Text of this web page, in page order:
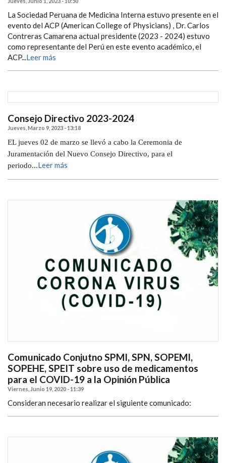
La Sociedad Peruana de Medicina Interna estuvo presente en el
evento del ACP (American College of Physicians) , Dr. Carlos
Contreras Camarena actual presidente (2023 - 2024) estuvo
como representante del Perú en este evento académico, el
ACP...Leer más
Consejo Directivo 2023-2024
Jueves, Marzo 9, 2023 - 13:18
EL jueves 02 de marzo se llevó a cabo la Ceremonia de
Juramentación del Nuevo Consejo Directivo, para el
periodo...Leer más
Comunicado Conjutno SPMI, SPN, SOPEMI,
SOPEHE, SPEIT sobre uso de medicamentos
para el COVID-19 a la Opinión Pública
Viernes, Junio 19, 2020 - 11:39
Consideran necesario realizar el siguiente comunicado: